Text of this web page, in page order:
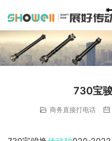
730宝
商务直接打电话